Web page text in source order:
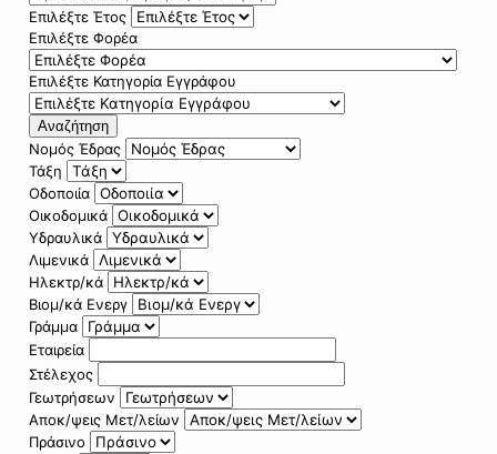
Επιλέξτε Έτος
Επιλέξτε Φορέα
Επιλέξτε Κατηγορία Εγγράφου
Αναζήτηση
Νομός Έδρας
Τάξη
Οδοποιία
Οικοδομικά
Υδραυλικά
Λιμενικά
Ηλεκτρ/κά
Βιομ/κά Ενεργ
Γράμμα
Εταιρεία
Στέλεχος
Γεωτρήσεων
Αποκ/ψεις Μετ/λείων
Πράσινο